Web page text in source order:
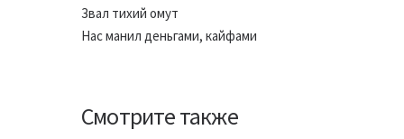
Звал тихий омут
Нас манил деньгами, кайфами
Смотрите также